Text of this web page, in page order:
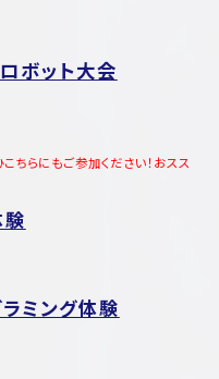
ボット大会
らにもご参加ください！おスス
ミング体験